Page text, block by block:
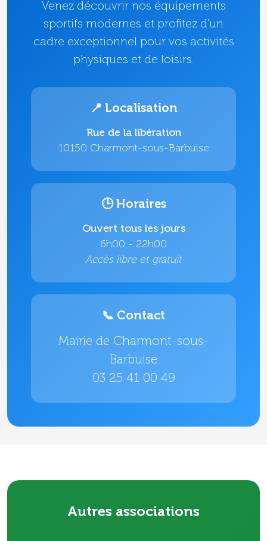
Venez découvrir nos équipements
sportifs modernes et profitez d'un
cadre exceptionnel pour vos activités
physiques et de loisirs.
📍 Localisation
Rue de la libération
10150 Charmont-sous-Barbuise
🕒 Horaires
Ouvert tous les jours
6h00 - 22h00
Accès libre et gratuit
📞 Contact
Mairie de Charmont-sous-
Barbuise
03 25 41 00 49
Autres associations